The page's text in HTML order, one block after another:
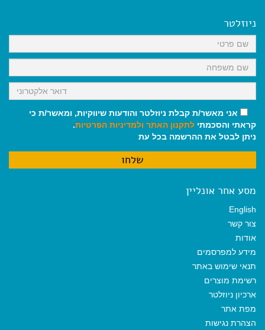
k
p
m
ניוזלטר
אני מאשר/ת קבלת ניוזלטר והודעות שיווקיות, ומאשר/ת כי
קראתי והסכמתי לתקנון האתר ולמדיניות הפרטיות.
ניתן לבטל את ההרשמה בכל עת
מסע אחר אונליין
English
צור קשר
אודות
מידע למפרסמים
תנאי שימוש באתר
רשימת מוצרים
ארכיון ניוזלטר
מפת אתר
הצהרת נגישות